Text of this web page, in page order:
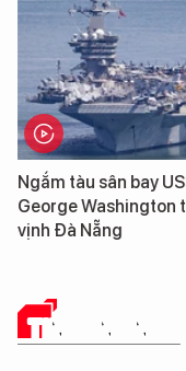
Cảnh
súng
yếu nhân
TIN CÔNG NGHỆ